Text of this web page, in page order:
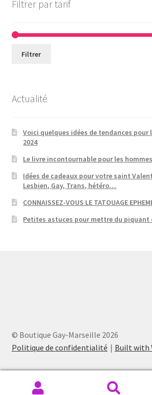
Filtrer par tarif
Filtrer
Actualité
Voici quelques idées de tendances pour
2024
Le livre incontournable pour les
Idées de cadeaux pour votre saint
Lesbien, Gay, Trans, hétéro…
CONNAISSEZ-VOUS LE TATOUAGE
Petites astuces pour mettre du
© Boutique Gay-Marseille 2026
Politique de confidentialité
Built with